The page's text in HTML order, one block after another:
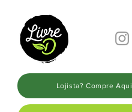
Lojista? Compre Aqui